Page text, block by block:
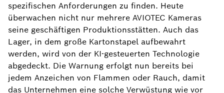
spezifischen Anforderungen zu finden. Heute
überwachen nicht nur mehrere AVIOTEC Kameras
seine geschäftigen Produktionsstätten. Auch das
Lager, in dem große Kartonstapel aufbewahrt
werden, wird von der KI-gesteuerten Technologie
abgedeckt. Die Warnung erfolgt nun bereits bei
jedem Anzeichen von Flammen oder Rauch, damit
das Unternehmen eine solche Verwüstung wie vor